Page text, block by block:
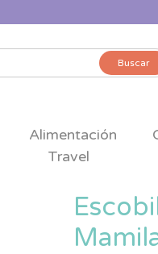
Buscar
Alimentación
Travel